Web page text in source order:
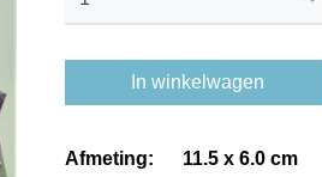
In winkelwagen
Afmeting: 11.5 x 6.0 cm